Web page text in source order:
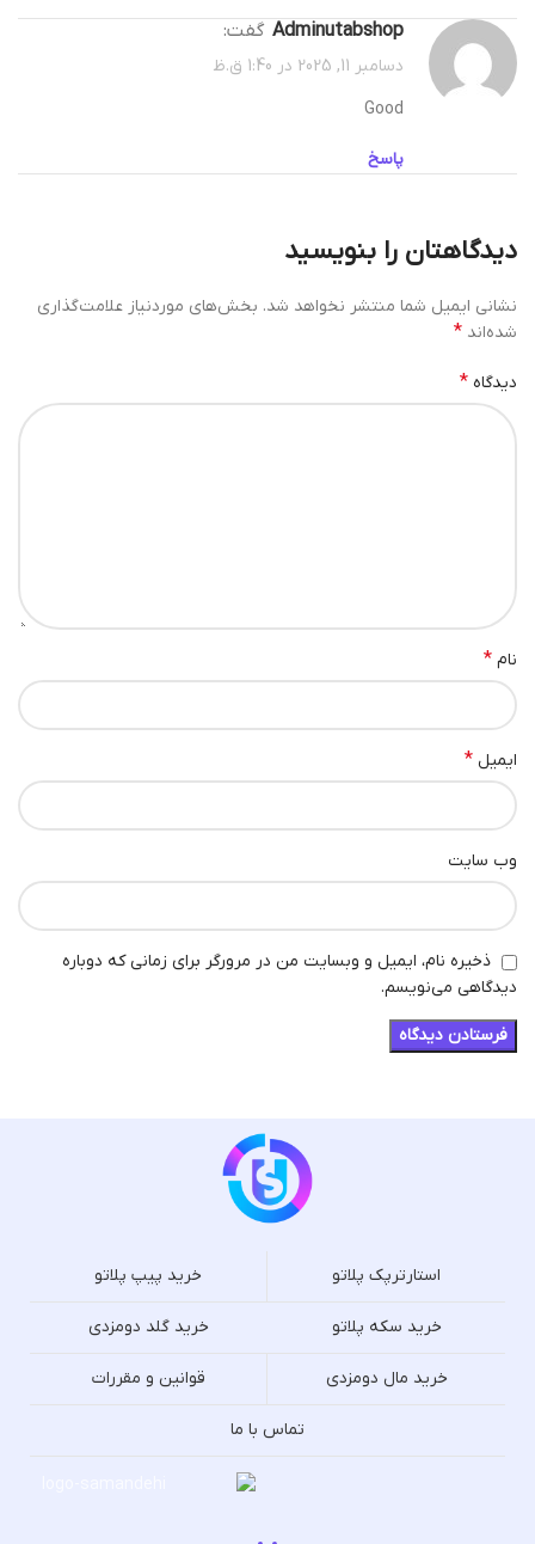
adminutabshop گفت:
دسامبر 11, 2025 در 1:40 ق.ظ
Good
پاسخ
دیدگاهتان را بنویسید
نشانی ایمیل شما منتشر نخواهد شد. بخش‌های موردنیاز علامت‌گذاری
شده‌اند *
دیدگاه *
نام *
ایمیل *
وب‌ سایت
ذخیره نام، ایمیل و وبسایت من در مرورگر برای زمانی که دوباره
دیدگاهی می‌نویسم.
استارترپک پلاتو خرید پیپ پلاتو
خرید سکه پلاتو خرید گلد دومزدی
خرید مال دومزدی قوانین و مقررات
تماس با ما